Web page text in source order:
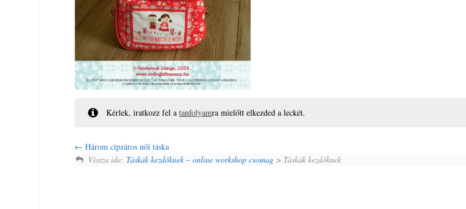
Kérlek, iratkozz fel atanfolyamra mielőtt elkezded a leckét.
Három cipzáros női táska
Vissza ide: Táskák kezdőknek – online workshop csomag> Táskák kezdőknek